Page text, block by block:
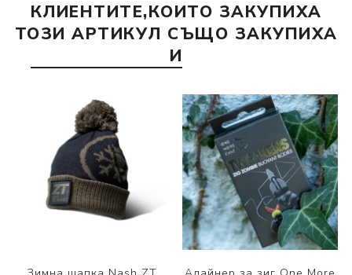
КЛИЕНТИТЕ,КОИТО ЗАКУПИХА
ТОЗИ АРТИКУЛ СЪЩО ЗАКУПИХА
И